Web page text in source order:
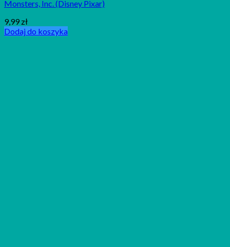
Monsters, Inc. (Disney Pixar)
9,99 zł
Dodaj do koszyka